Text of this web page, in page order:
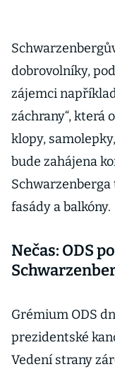
dobrovolníky,
zájemci
záchrany“, která
klopy,
bude zahájena
fasády a balkóny.
Nečas: ODS
Grémium ODS
prezidentské
Vedení strany